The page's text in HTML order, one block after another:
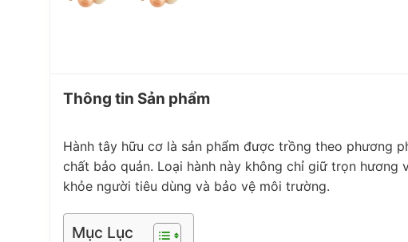
Thông tin Sản phẩm
Hành tây hữu cơ là sản phẩm được trồng theo phương
chất bảo quản. Loại hành này không chỉ giữ trọn
khỏe người tiêu dùng và bảo vệ môi trường.
Mục Lục